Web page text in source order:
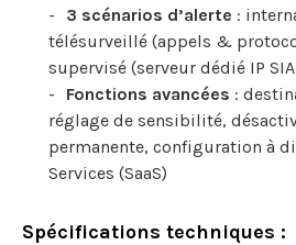
3 scénarios d’alerte :
télésurveillé (appels &
supervisé (serveur dédié IP
Fonctions avancées :
réglage de sensibilité,
permanente, configuration à
Services (SaaS)
Spécifications techniques :